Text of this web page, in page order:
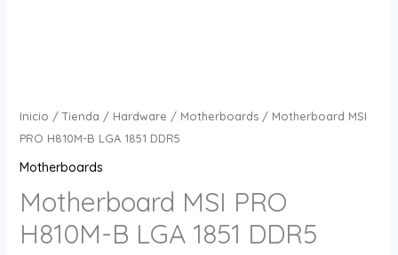
Inicio /Tienda / Hardware / Motherboards/ Motherboard MSI
PRO H810M-B LGA 1851 DDR5
Motherboards
Motherboard MSI PRO
H810M-B LGA 1851 DDR5